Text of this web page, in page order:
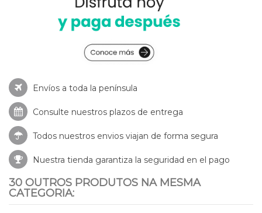
Envíos a toda la península
Consulte nuestros plazos de entrega
Todos nuestros envios viajan de forma segura
Nuestra tienda garantiza la seguridad en el pago
30 OUTROS PRODUTOS NA MESMA
CATEGORIA: